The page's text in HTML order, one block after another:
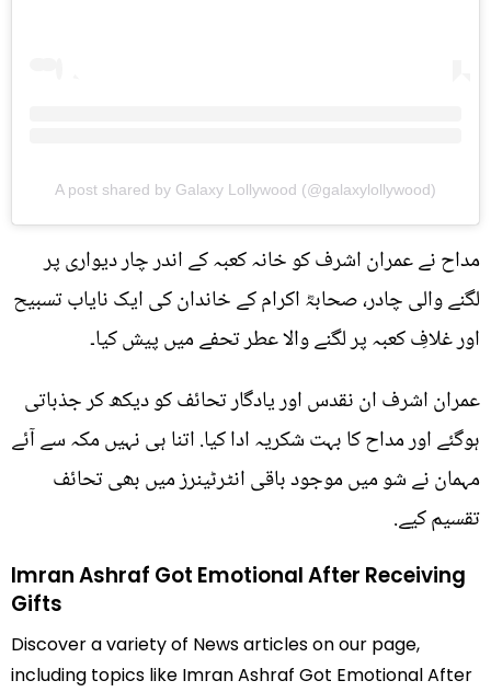
A post shared by Galaxy Lollywood (@galaxylollywood)
مداح نے عمران اشرف کو خانہ کعبہ کے اندر چار دیواری پر
لگنے والی چادر، صحابہؓ اکرام کے خاندان کی ایک نایاب تسبیح
اور غلافِ کعبہ پر لگنے والا عطر تحفے میں پیش کیا۔
عمران اشرف ان نقدس اور یادگار تحائف کو دیکھ کر جذباتی
ہوگئے اور مداح کا بہت شکریہ ادا کیا. اتنا ہی نہیں مکہ سے آئے
مہمان نے شو میں موجود باقی انٹرٹینرز میں بھی تحائف
تقسیم کیے.
Imran Ashraf Got Emotional After Receiving
Gifts
Discover a variety of News articles on our page,
including topics like Imran Ashraf Got Emotional After